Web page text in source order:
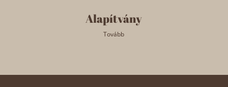
Alapítvány
Tovább